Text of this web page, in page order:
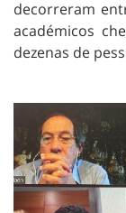
decorreram
académicos
dezenas de